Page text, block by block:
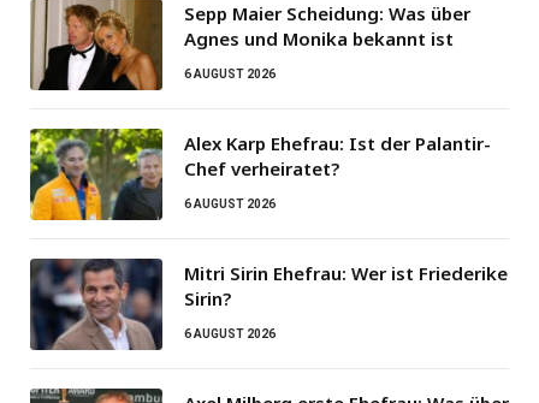
Sepp Maier Scheidung: Was über
Agnes und Monika bekannt ist
6 AUGUST 2026
Alex Karp Ehefrau: Ist der Palantir-
Chef verheiratet?
6 AUGUST 2026
Mitri Sirin Ehefrau: Wer ist Friederike
Sirin?
6 AUGUST 2026